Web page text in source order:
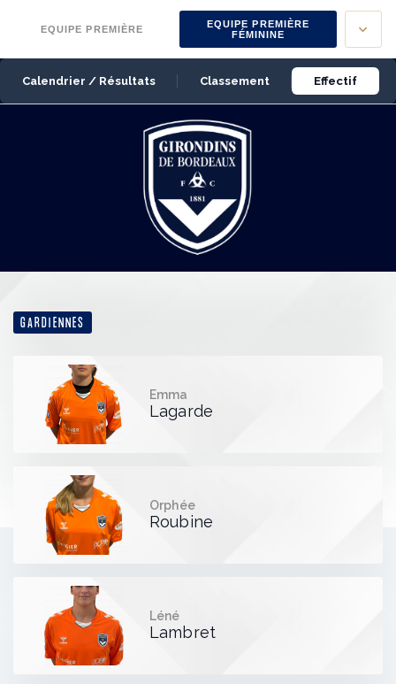
EQUIPE PREMIÈRE
EQUIPE PREMIÈRE
FÉMININE
Calendrier / Résultats Classement Effectif
GARDIENNES
Emma
Lagarde
Orphée
Roubine
Léné
Lambret